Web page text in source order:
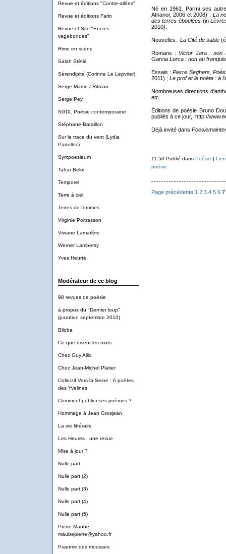
Revue et éditions "Contre-allées"
Revue et éditions Fario
Revue et Site "Encres
vagabondes"
Rime en scène
Salah Stétié
Sérendipité (Corinne Le Lepvrier)
Serge Martin / Ritman
Serge Pey
SGDL Poésie contemporaine
Stéphane Bataillon
Sur la trace du vent (Lydia
Padellec)
Sympoesieum
Tahar Bekri
Temporel
Terre à ciel
Terres de femmes
Virginie Poitrasson
Viviane Lamarlère
Werner Lambersy
Yves Heurté
Modérateur de ce blog
98 revues de poésie
à propos du "Dernier loup"
(parution septembre 2010)
Biloba
Ce que disent les mots
Chez Guy Allix
Chez Jean-Michel Platier
Collectif Vers la Seine : 6 poètes
des Yvelines
Comment publier ses poèmes ?
Hommage à Jean Grosjean
La vie littéraire
Les Heures : une revue
Mise à jour ?
Nulle part
Nulle part (2)
Nulle part (3)
Nulle part (4)
Nulle part (5)
Pierre Maubé
maubepierre@yahoo.fr
Psaume des mousses
Né en 1961. Parmi ses
Athanor, 2006 et 2008) ; La
des terres éboulées(in
2010).
Nouvelles : L a Cité de sable (
Romans : Victor Jara : non
Garcia Lorca : non au
Essais :Pierre Seghers,
2011) ; Le prof et le poète : à
Nombreuses directions
etc.
Éditions de poésie Bruno
publiés à ce jour, http://
Déjà invité dans
11:50 Publié dans Poésie |
poésie
Page précédente 1 2 3 4 5 6 7